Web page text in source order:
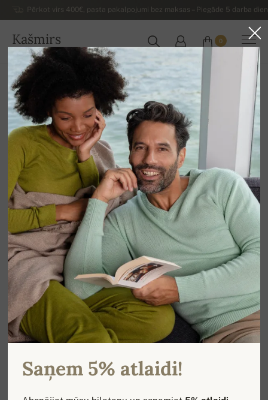
Pērkot virs 400€, pasta pakalpojumi bez maksas – Piegāde 5 darba
Kašmirs
LATVIJA
0
Uz mājām SIEVIEŠU DŽEMPERI
Saņem 5% atlaidi!